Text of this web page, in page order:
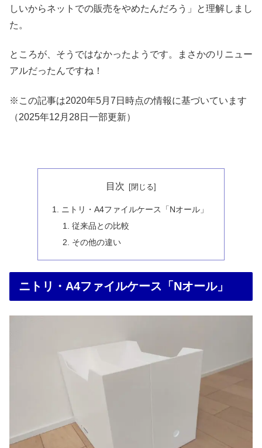
しいからネットでの販売をやめたんだろう」と理解しまし
た。
ところが、そうではなかったようです。まさかのリニュー
アルだったんですね！
※この記事は2020年5月7日時点の情報に基づいています
（2025年12月28日一部更新）
目次
ニトリ・A4ファイルケース「Nオール」
従来品との比較
その他の違い
ニトリ・A4ファイルケース「Nオール」